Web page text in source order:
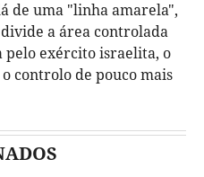
de uma "linha amarela",
a área controlada
pelo exército israelita, o
controlo de pouco mais